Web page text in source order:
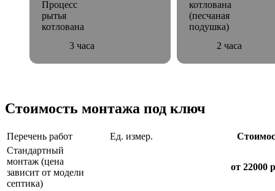
Процесс
рытья
котлована
3 часа
котлована
(песчаная
подушка)
2 часа
Стоимость монтажа под ключ
Перечень работ Ед. измер.
Стандартный
монтаж (цена
зависит от модели
септика)
от 22000